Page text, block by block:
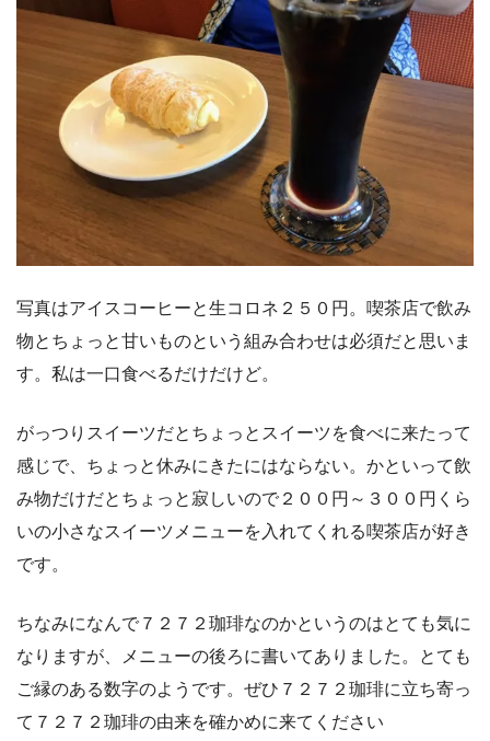
写真はアイスコーヒーと生コロネ２５０円。喫茶店で飲み
物とちょっと甘いものという組み合わせは必須だと思いま
す。私は一口食べるだけだけど。
がっつりスイーツだとちょっとスイーツを食べに来たって
感じで、ちょっと休みにきたにはならない。かといって飲
み物だけだとちょっと寂しいので２００円～３００円くら
いの小さなスイーツメニューを入れてくれる喫茶店が好き
です。
ちなみになんで７２７２珈琲なのかというのはとても気に
なりますが、メニューの後ろに書いてありました。とても
ご縁のある数字のようです。ぜひ７２７２珈琲に立ち寄っ
て７２７２珈琲の由来を確かめに来てください